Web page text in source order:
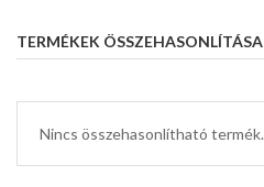
TERMÉKEK ÖSSZEHASONLÍTÁSA
Nincs összehasonlítható termék.